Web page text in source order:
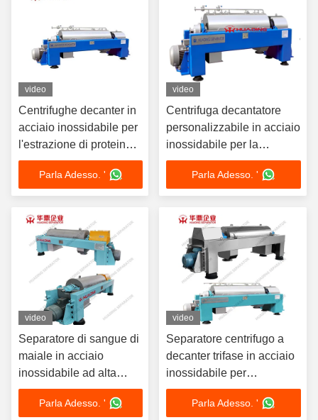
video
Centrifughe decanter in
acciaio inossidabile per
l'estrazione di proteine
sieriche
Parla Adesso. '
video
Centrifuga decantatore
personalizzabile in acciaio
inossidabile per la
separazione del sangue
animaleParla Adesso. '
video
Separatore di sangue di
maiale in acciaio
inossidabile ad alta
efficienza
Parla Adesso. '
video
Separatore centrifugo a
decanter trifase in acciaio
inossidabile per
disidratazione fanghi
Parla Adesso. '